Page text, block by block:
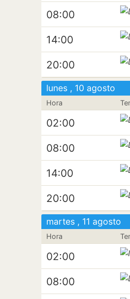
08:00
14:00
20:00
lunes , 10 agosto
Hora
02:00
08:00
14:00
20:00
martes , 11 agosto
Hora
02:00
08:00